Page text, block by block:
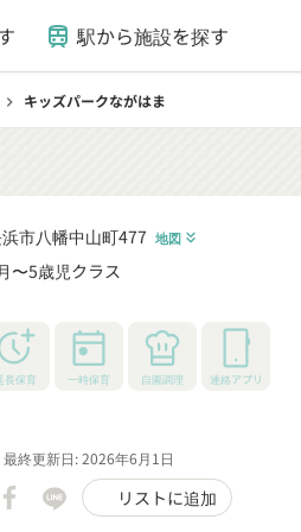
train 駅から施設を探す
chevron_right キッズパークながはま
市八幡中山町477 地図 keyboard_double_arrow_down
〜5歳児クラス
長保育 一時保育 自園調理 連絡アプリ
最終更新日: 2026年6月1日
リストに追加